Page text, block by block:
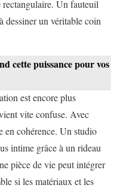
rectangulaire. Un fauteuil
dessiner un véritable coin
cette puissance pour vos
est encore plus
vite confuse. Avec
en cohérence. Un studio
intime grâce à un rideau
pièce de vie peut intégrer
si les matériaux et les